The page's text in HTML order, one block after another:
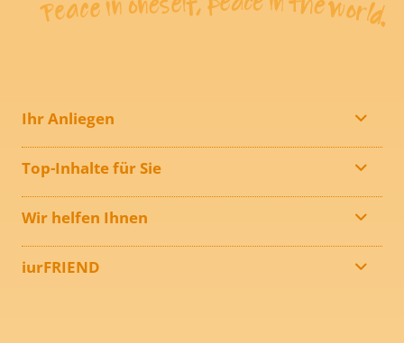
Ihr Anliegen
Top-Inhalte für Sie
Wir helfen Ihnen
iurFRIEND